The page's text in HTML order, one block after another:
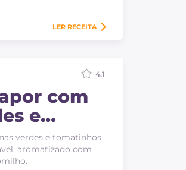
LER RECEITA
com
e
verdes e tomatinhos
aromatizado com
4.1